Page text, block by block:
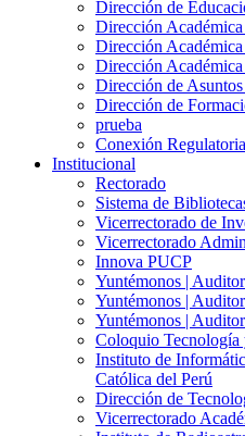
Dirección de
Dirección
Dirección
Dirección
Dirección de
Dirección de
prueba
Conexión Regulatoria
Institucional
Rectorado
Sistema de
Vicerrectorado de
Vicerrectorado
Innova PUCP
Yuntémonos |
Yuntémonos |
Yuntémonos |
Coloquio Tecnología
Instituto de
Católica del Perú
Dirección de
Vicerrectorado